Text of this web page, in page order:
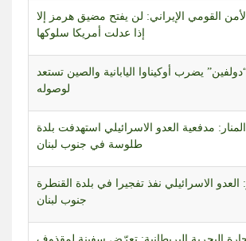
“دولفين” يضرب أوكيناوا اليابانية والصين تستعد
مدفعية العدو الاسرائيلي استهدفت بلدة
العدو الاسرائيلي نفذ تفجيرا في بلدة القنطرة
البحرية البريطانية: تعرّض سفينة لمقذوف